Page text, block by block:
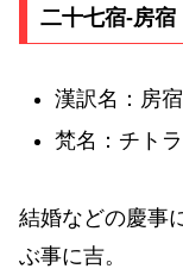
二十七宿-房宿
漢訳名：房
梵名：チト
結婚などの慶事
ぶ事に吉。